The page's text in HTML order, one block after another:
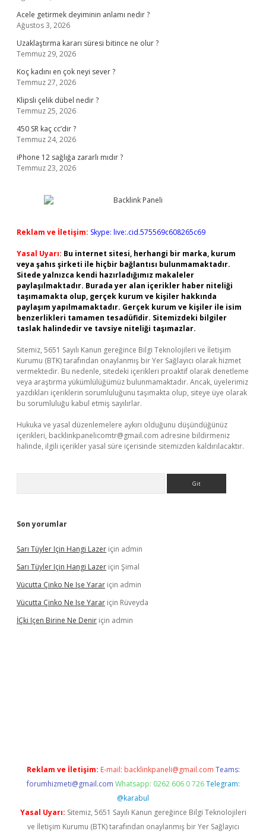
Acele getirmek deyiminin anlamı nedir ?
Ağustos 3, 2026
Uzaklaştırma kararı süresi bitince ne olur ?
Temmuz 29, 2026
Koç kadını en çok neyi sever ?
Temmuz 27, 2026
Klipsli çelik dübel nedir ?
Temmuz 25, 2026
450 SR kaç cc’dir ?
Temmuz 24, 2026
iPhone 12 sağlığa zararlı mıdır ?
Temmuz 23, 2026
Reklam ve İletişim: Skype: live:.cid.575569c608265c69
Yasal Uyarı: Bu internet sitesi, herhangi bir marka, kurum
veya şahıs şirketi ile hiçbir bağlantısı bulunmamaktadır.
Sitede yalnızca kendi hazırladığımız makaleler
paylaşılmaktadır. Burada yer alan içerikler haber niteliği
taşımamakta olup, gerçek kurum ve kişiler hakkında
paylaşım yapılmamaktadır. Gerçek kurum ve kişiler ile isim
benzerlikleri tamamen tesadüfidir. Sitemizdeki bilgiler
taslak halindedir ve tavsiye niteliği taşımazlar.
Sitemiz, 5651 Sayılı Kanun gereğince Bilgi Teknolojileri ve İletişim
Kurumu (BTK) tarafından onaylanmış bir Yer Sağlayıcı olarak hizmet
vermektedir. Bu nedenle, sitedeki içerikleri proaktif olarak denetleme
veya araştırma yükümlülüğümüz bulunmamaktadır. Ancak, üyelerimiz
yazdıkları içeriklerin sorumluluğunu taşımakta olup, siteye üye olarak
bu sorumluluğu kabul etmiş sayılırlar.
Hukuka ve yasal düzenlemelere aykırı olduğunu düşündüğünüz
içerikleri, backlinkpanelicomtr@gmail.com adresine bildirmeniz
halinde, ilgili içerikler yasal süre içerisinde sitemizden kaldırılacaktır.
Son yorumlar
Sarı Tüyler Için Hangi Lazer için admin
Sarı Tüyler Için Hangi Lazer için Şimal
Vücutta Çinko Ne Işe Yarar için admin
Vücutta Çinko Ne Işe Yarar için Rüveyda
İÇki Içen Birine Ne Denir için admin
Reklam ve İletişim: E-mail: backlinkpaneli@gmail.com Teams:
forumhizmeti@gmail.com Whatsapp: 0262 606 0 726 Telegram:
@karabul
Yasal Uyarı: Sitemiz, 5651 Sayılı Kanun gereğince Bilgi Teknolojileri
ve İletişim Kurumu (BTK) tarafından onaylanmış bir Yer Sağlayıcı